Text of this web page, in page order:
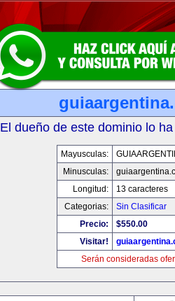
El dueño de este dominio lo
Mayusculas:
Minusculas:
Longitud:
13 caracteres
Categorias:
Sin Clasificar
Precio:
$550.00
Visitar!
Serán consideradas